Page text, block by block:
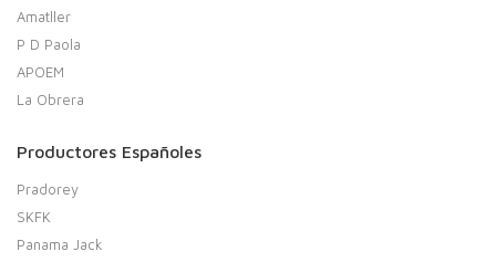
Amatller
P D Paola
APOEM
La Obrera
Productores Españoles
Pradorey
SKFK
Panama Jack